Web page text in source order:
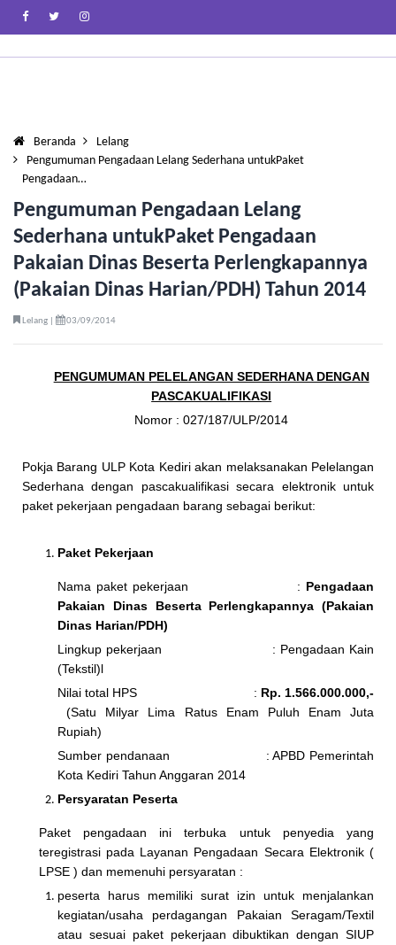
Beranda
Lelang
Pengumuman Pengadaan Lelang Sederhana untukPaket
Pengadaan…
Pengumuman Pengadaan Lelang
Sederhana untukPaket Pengadaan
Pakaian Dinas Beserta Perlengkapannya
(Pakaian Dinas Harian/PDH) Tahun 2014
Lelang | 03/09/2014
PENGUMUMAN PELELANGAN SEDERHANA DENGAN
PASCAKUALIFIKASI
Nomor : 027/187/ULP/2014
Pokja Barang ULP Kota Kediri akan melaksanakan Pelelangan
Sederhana dengan pascakualifikasi secara elektronik untuk
paket pekerjaan pengadaan barang sebagai berikut:
Paket Pekerjaan
Nama paket pekerjaan : Pengadaan
Pakaian Dinas Beserta Perlengkapannya (Pakaian
Dinas Harian/PDH)
Lingkup pekerjaan : Pengadaan Kain
(Tekstil)l
Nilai total HPS : Rp. 1.566.000.000,-
(Satu Milyar Lima Ratus Enam Puluh Enam Juta
Rupiah)
Sumber pendanaan : APBD Pemerintah
Kota Kediri Tahun Anggaran 2014
Persyaratan Peserta
Paket pengadaan ini terbuka untuk penyedia yang
teregistrasi pada Layanan Pengadaan Secara Elektronik (
LPSE ) dan memenuhi persyaratan :
peserta harus memiliki surat izin untuk menjalankan
kegiatan/usaha perdagangan Pakaian Seragam/Textil
atau sesuai paket pekerjaan dibuktikan dengan SIUP